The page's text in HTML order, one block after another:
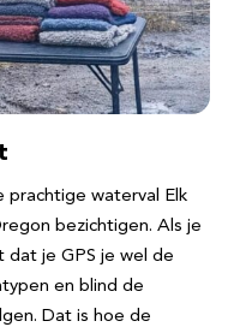
prachtige waterval Elk
bezichtigen. Als je
dat je GPS je wel de
en blind de
Dat is hoe de